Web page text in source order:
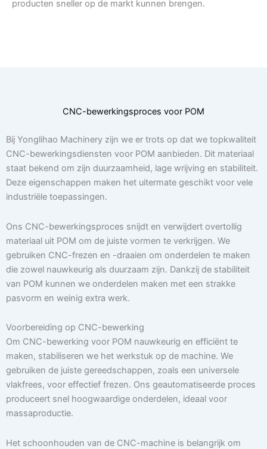
producten sneller op de markt kunnen brengen.
CNC-bewerkingsproces voor POM
Bij Yonglihao Machinery zijn we er trots op dat we topkwaliteit
CNC-bewerkingsdiensten voor POM aanbieden. Dit materiaal
staat bekend om zijn duurzaamheid, lage wrijving en stabiliteit.
Deze eigenschappen maken het uitermate geschikt voor vele
industriële toepassingen.
Ons CNC-bewerkingsproces snijdt en verwijdert overtollig
materiaal uit POM om de juiste vormen te verkrijgen. We
gebruiken CNC-frezen en -draaien om onderdelen te maken
die zowel nauwkeurig als duurzaam zijn. Dankzij de stabiliteit
van POM kunnen we onderdelen maken met een strakke
pasvorm en weinig extra werk.
Voorbereiding op CNC-bewerking
Om CNC-bewerking voor POM nauwkeurig en efficiënt te
maken, stabiliseren we het werkstuk op de machine. We
gebruiken de juiste gereedschappen, zoals een universele
vlakfrees, voor effectief frezen. Ons geautomatiseerde proces
produceert snel hoogwaardige onderdelen, ideaal voor
massaproductie.
Het schoonhouden van de CNC-machine is belangrijk om